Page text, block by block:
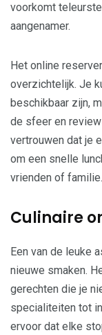
voorkomt
aangenamer.
Het online
overzichtelijk. Je
beschikbaar zijn,
de sfeer en
vertrouwen dat je
om een snelle
vrienden of familie.
Culinaire
Een van de leuke
nieuwe smaken.
gerechten die je
specialiteiten tot
ervoor dat elke